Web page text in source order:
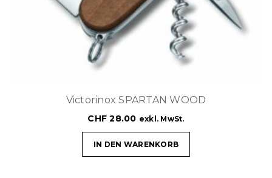
Victorinox SPARTAN WOOD
CHF 28.00 exkl. MwSt.
IN DEN WARENKORB